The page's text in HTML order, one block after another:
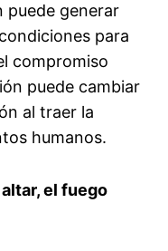
puede generar
para
compromiso
puede cambiar
al traer la
humanos.
el fuego